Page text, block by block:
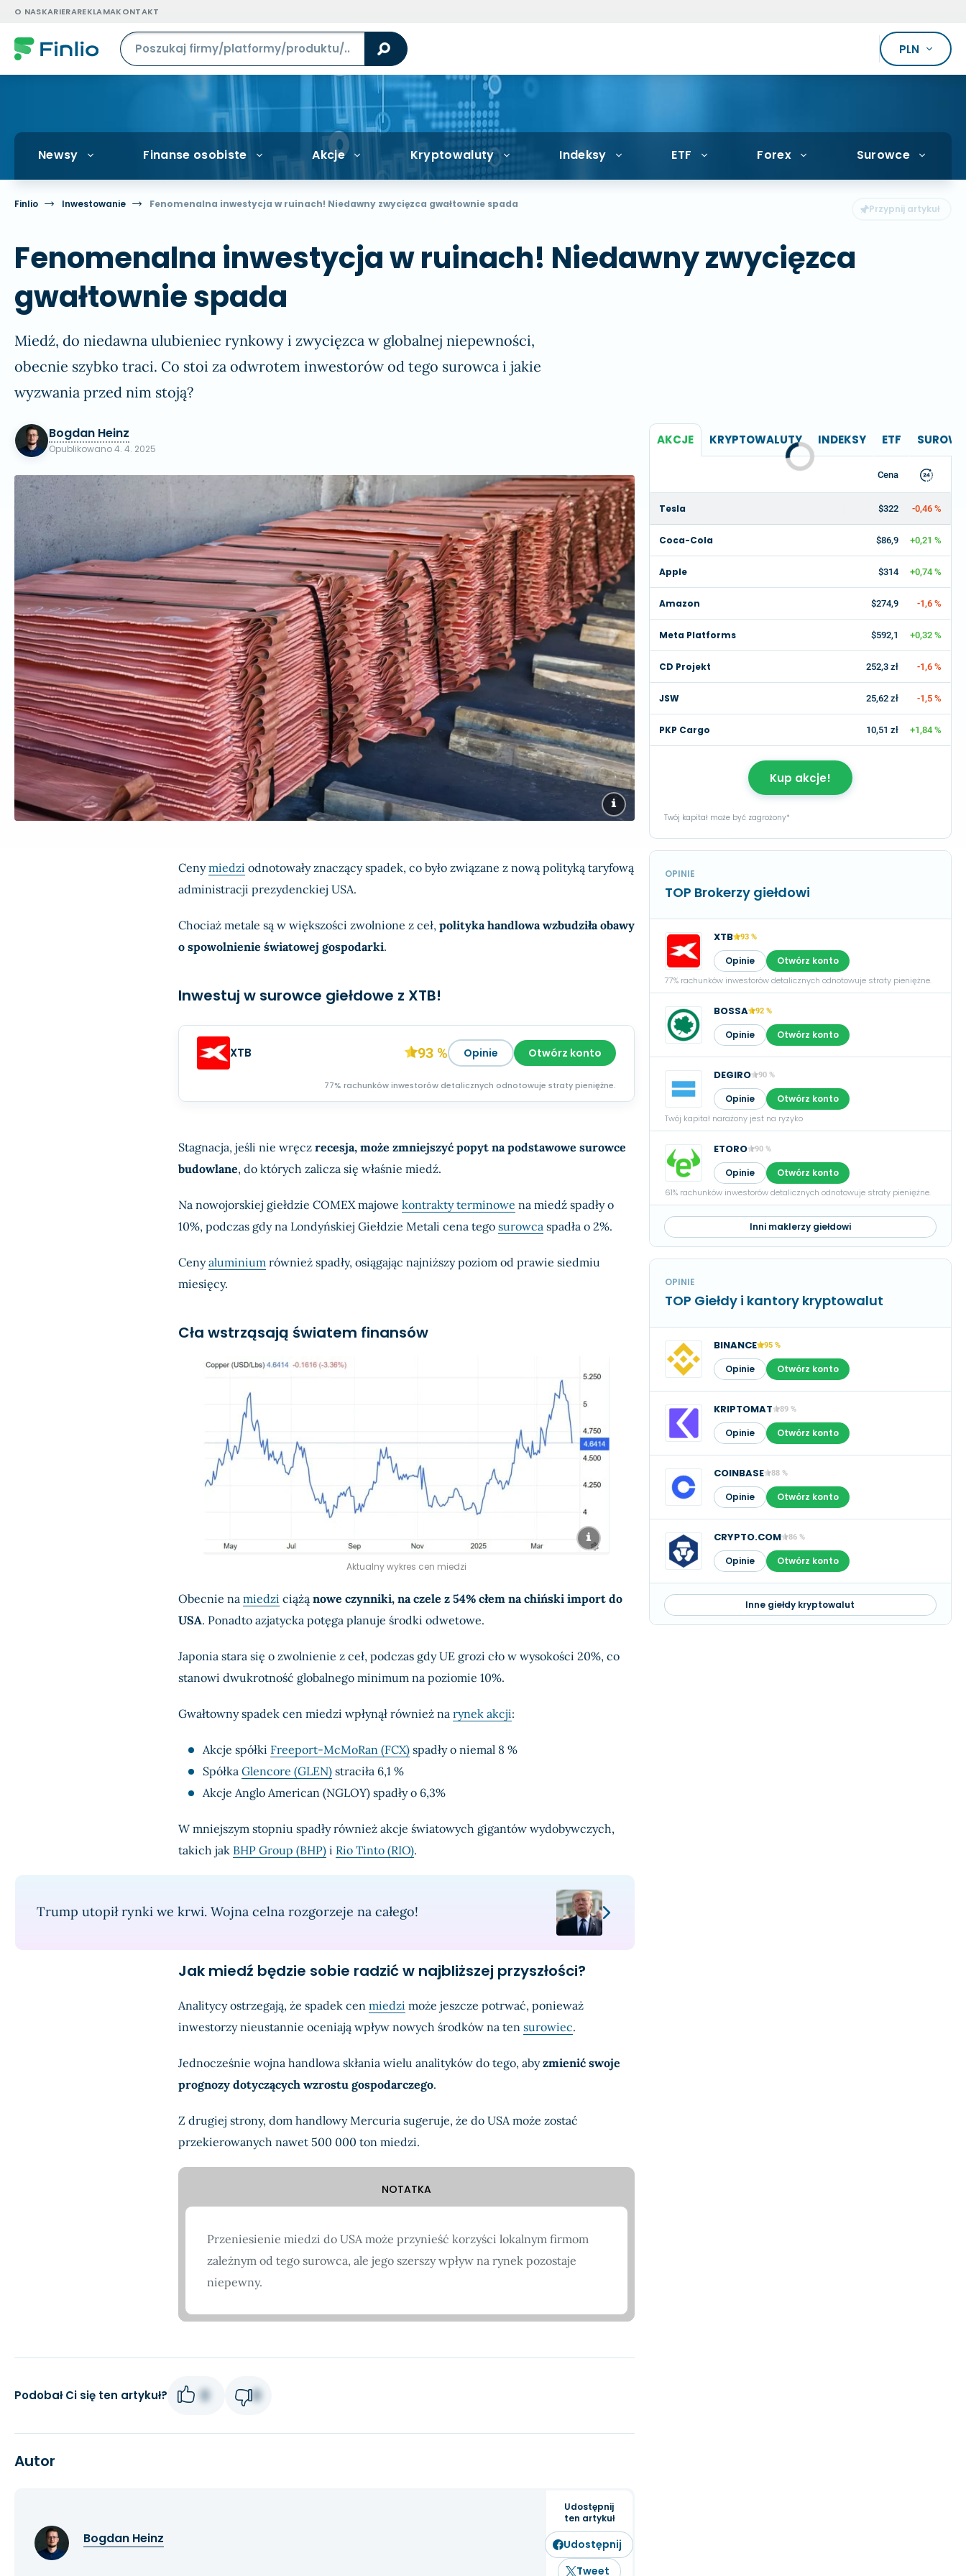
O NASKARIERAREKLAMAKONTAKT
PLN
Newsy Finanse osobiste Akcje Kryptowaluty Indeksy ETF Forex Surowce
Finlio Inwestowanie Fenomenalna inwestycja w ruinach! Niedawny zwycięzca gwałtownie spada
Fenomenalna inwestycja w ruinach! Niedawny zwycięzca
gwałtownie spada
Miedź, do niedawna ulubieniec rynkowy i zwycięzca w globalnej niepewności,
obecnie szybko traci. Co stoi za odwrotem inwestorów od tego surowca i jakie
wyzwania przed nim stoją?
Bogdan Heinz
Opublikowano4. 4. 2025
Cenymiedzi odnotowały znaczący spadek, co było związane z nową polityką taryfową
administracji prezydenckiej USA.
Chociaż metale są w większości zwolnione z ceł, polityka handlowa wzbudziła obawy
o spowolnienie światowej gospodarki.
Inwestuj w surowce giełdowe z XTB!
XTB 93 % Opinie Otwórz konto
77% rachunków inwestorów detalicznych odnotowuje straty pieniężne.
Stagnacja, jeśli nie wręcz recesja, może zmniejszyć popyt na podstawowe surowce
budowlane, do których zalicza się właśnie miedź.
Na nowojorskiej giełdzie COMEX majowe kontrakty terminowe na miedź spadły o
10%, podczas gdy na Londyńskiej Giełdzie Metali cena tego surowca spadła o 2%.
Cenyaluminium również spadły, osiągając najniższy poziom od prawie siedmiu
miesięcy.
Cła wstrząsają światem finansów
Aktualny wykres cen miedzi
Obecnie na miedzi ciążą nowe czynniki, na czele z 54% cłem na chiński import do
USA. Ponadto azjatycka potęga planuje środki odwetowe.
Japonia stara się o zwolnienie z ceł, podczas gdy UE grozi cło w wysokości 20%, co
stanowi dwukrotność globalnego minimum na poziomie 10%.
Gwałtowny spadek cen miedzi wpłynął również na rynek akcji:
Akcje spółki Freeport-McMoRan (FCX)spadły o niemal 8 %
Spółka Glencore (GLEN)straciła 6,1 %
Akcje Anglo American (NGLOY) spadły o 6,3%
W mniejszym stopniu spadły również akcje światowych gigantów wydobywczych,
takich jak BHP Group (BHP)i Rio Tinto (RIO).
Trump utopił rynki we krwi. Wojna celna rozgorzeje na całego!
Jak miedź będzie sobie radzić w najbliższej przyszłości?
Analitycy ostrzegają, że spadek cen miedzi może jeszcze potrwać, ponieważ
inwestorzy nieustannie oceniają wpływ nowych środków na ten surowiec.
Jednocześnie wojna handlowa skłania wielu analityków do tego, abyzmienić swoje
prognozy dotyczących wzrostu gospodarczego.
Z drugiej strony, dom handlowy Mercuria sugeruje, że do USA może zostać
przekierowanych nawet 500 000 ton miedzi.
NOTATKA
Przeniesienie miedzi do USA może przynieść korzyści lokalnym firmom
zależnym od tego surowca, ale jego szerszy wpływ na rynek pozostaje
niepewny.
Podobał Ci się ten artykuł? 0 0
Autor
Bogdan Heinz
Udostępnij
ten artykuł
Udostępnij
Tweet
AKCJE KRYPTOWALUTY INDEKSY ETF
Cena
Tesla $322 -0,46 %
Coca-Cola $86,9 +0,21 %
Apple $314 +0,74 %
Amazon $274,9 -1,6 %
Meta Platforms $592,1 +0,32 %
CD Projekt 252,3 zł -1,6 %
JSW 25,62 zł -1,5 %
PKP Cargo 10,51 zł +1,84 %
Kup akcje!
Twój kapitał może być zagrożony*
OPINIE
TOP Brokerzy giełdowi
XTB 93 %
Opinie Otwórz konto
77% rachunków inwestorów detalicznych odnotowuje straty pieniężne.
BOSSA 92 %
Opinie Otwórz konto
DEGIRO 90 %
Opinie Otwórz konto
Twój kapitał narażony jest na ryzyko
ETORO 90 %
Opinie Otwórz konto
61% rachunków inwestorów detalicznych odnotowuje straty pieniężne.
Inni maklerzy giełdowi
OPINIE
TOP Giełdy i kantory kryptowalut
BINANCE 95 %
Opinie Otwórz konto
KRIPTOMAT 89 %
Opinie Otwórz konto
COINBASE 88 %
Opinie Otwórz konto
CRYPTO.COM 86 %
Opinie Otwórz konto
Inne giełdy kryptowalut